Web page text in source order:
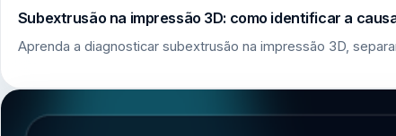
Subextrusão na impressão 3D: como identificar a
Aprenda a diagnosticar subextrusão na impressão 3D,